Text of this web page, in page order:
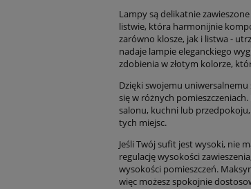
Lampy są delikatnie
listwie, która harmonijnie
zarówno klosze, jak i listwa -
nadaje lampie eleganckiego
zdobienia w złotym kolorze,
Dzięki swojemu
się w różnych
salonu, kuchni lub
tych miejsc.
Jeśli Twój sufit jest wysoki, nie
regulację wysokości
wysokości pomieszczeń.
więc możesz spokojnie